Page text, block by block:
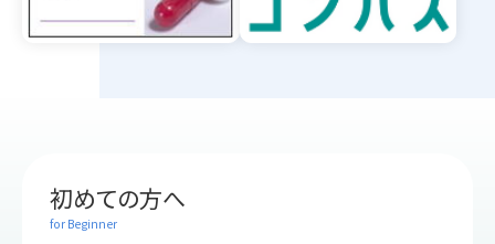
初めての方へ
for Beginner